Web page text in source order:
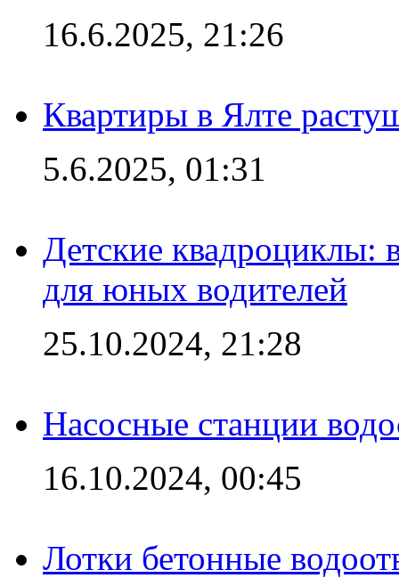
16.6.2025, 21:26
Квартиры в Ялте
5.6.2025, 01:31
Детские квадроциклы:
для юных водителей
25.10.2024, 21:28
Насосные станции
16.10.2024, 00:45
Лотки бетонные